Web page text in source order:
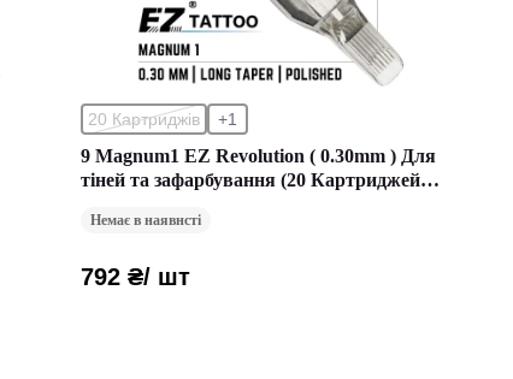
20 Картриджів +1
9 Magnum1 EZ Revolution ( 0.30mm ) Для
тіней та зафарбування (20 Картриджей
Немає в наявнсті
792 ₴/ шт